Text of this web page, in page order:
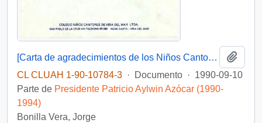
[Carta de agradecimientos de los Niños Cantores de Viña del Mar]
CL CLUAH 1-90-10784-3 · Documento · 1990-09-10
Parte de Presidente Patricio Aylwin Azócar (1990-
1994)
Bonilla Vera, Jorge